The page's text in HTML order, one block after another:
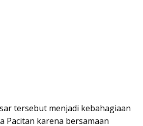
tersebut menjadi kebahagiaan
Pacitan karena bersamaan